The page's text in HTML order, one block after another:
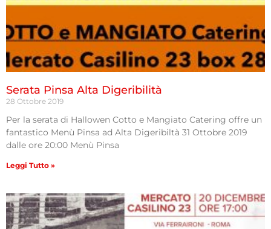
Serata Pinsa Alta Digeribilità
28 Ottobre 2019
Per la serata di Hallowen Cotto e Mangiato Catering offre un
fantastico Menù Pinsa ad Alta Digeribiltà 31 Ottobre 2019
dalle ore 20:00 Menù Pinsa
Leggi Tutto »